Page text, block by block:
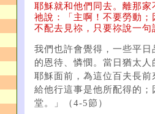
耶穌就和他們同去。離那
祂說：「主啊！不要勞動
不配去見祢，只要祢說一句
我們也許會覺得，一些平
的恩待、憐憫。當日猶太
耶穌面前，為這位百夫長
給他行這事是他所配得的
堂。」（4-5節）